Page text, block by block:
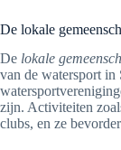
De lokale
De lokale
van de watersport
zijn. Activiteiten
clubs, en ze